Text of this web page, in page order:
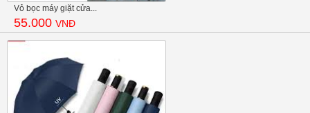
Vỏ bọc máy giặt cửa...
55.000 VNĐ